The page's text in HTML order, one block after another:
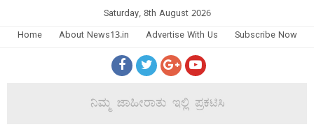
Saturday, 8th August 2026
Home
About News13.in Advertise With Us Subscribe Now